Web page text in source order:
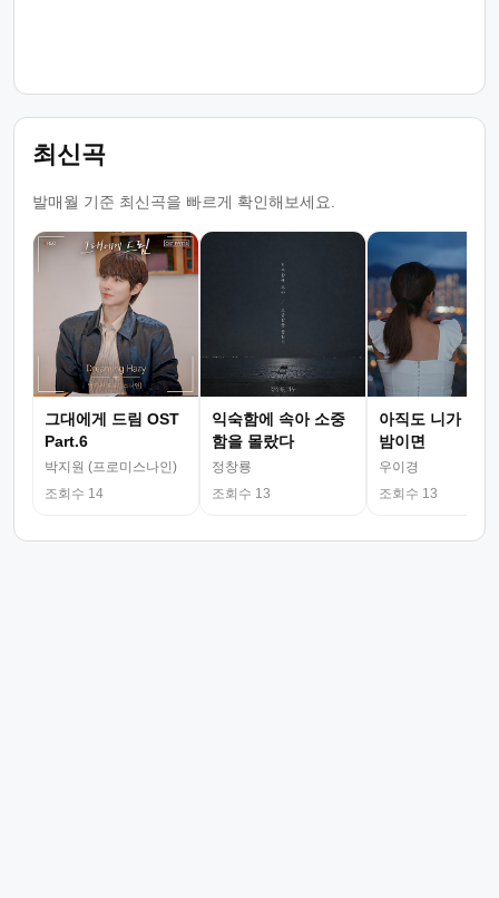
최신곡
발매월 기준 최신곡을 빠르게 확인해보세요.
그대에게 드림 OST
Part.6
박지원 (프로미스나인)
조회수 14
익숙함에 속아 소중
함을 몰랐다
정창룡
조회수 13
아직도 니가 그
밤이면
우이경
조회수 13